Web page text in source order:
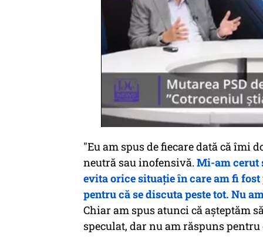
"Eu am spus de fiecare dată că îmi
neutră sau inofensivă. Mi-am cerut
evita orice situaţie în care am fi
pentru că se discuta peste tot. Nu
Chiar am spus atunci că aşteptăm
speculat, dar nu am răspuns